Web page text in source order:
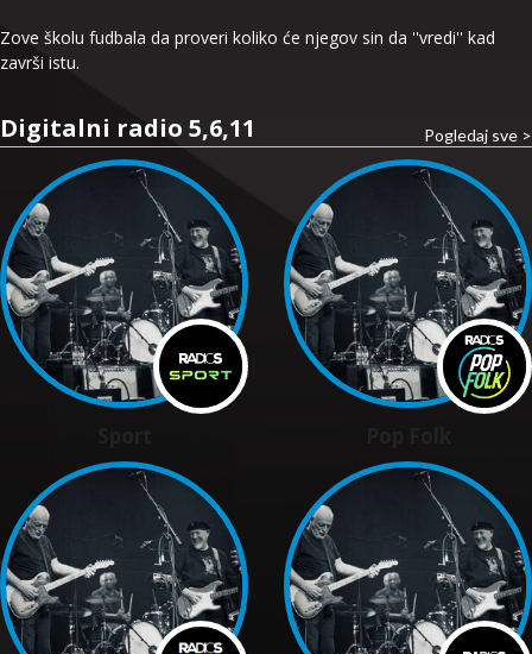
Zove školu fudbala da proveri koliko će njegov sin da ''vredi'' kad
završi istu.
Digitalni radio 5,6,11 Pogledaj sve >